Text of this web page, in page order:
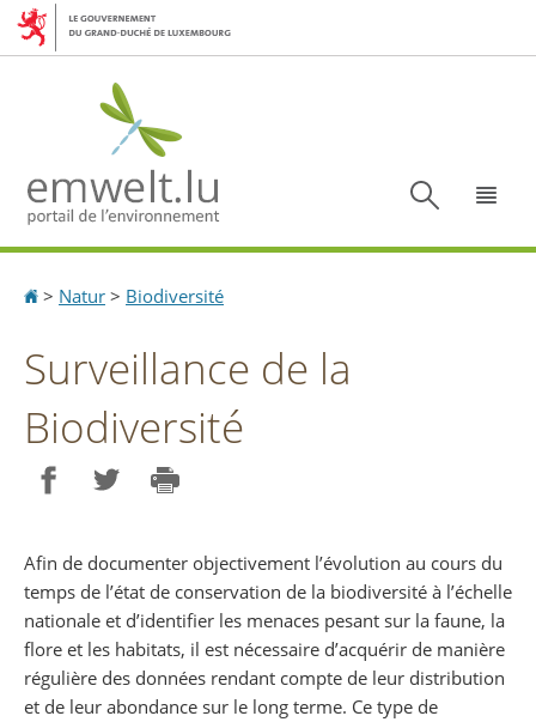
Aller
Aller
Accueil
> Natur > Biodiversité
Surveillance de la
Biodiversité
Afin de documenter objectivement l’évolution au cours du
temps de l’état de conservation de la biodiversité à l’échelle
nationale et d’identifier les menaces pesant sur la faune, la
flore et les habitats, il est nécessaire d’acquérir de manière
régulière des données rendant compte de leur distribution
et de leur abondance sur le long terme. Ce type de